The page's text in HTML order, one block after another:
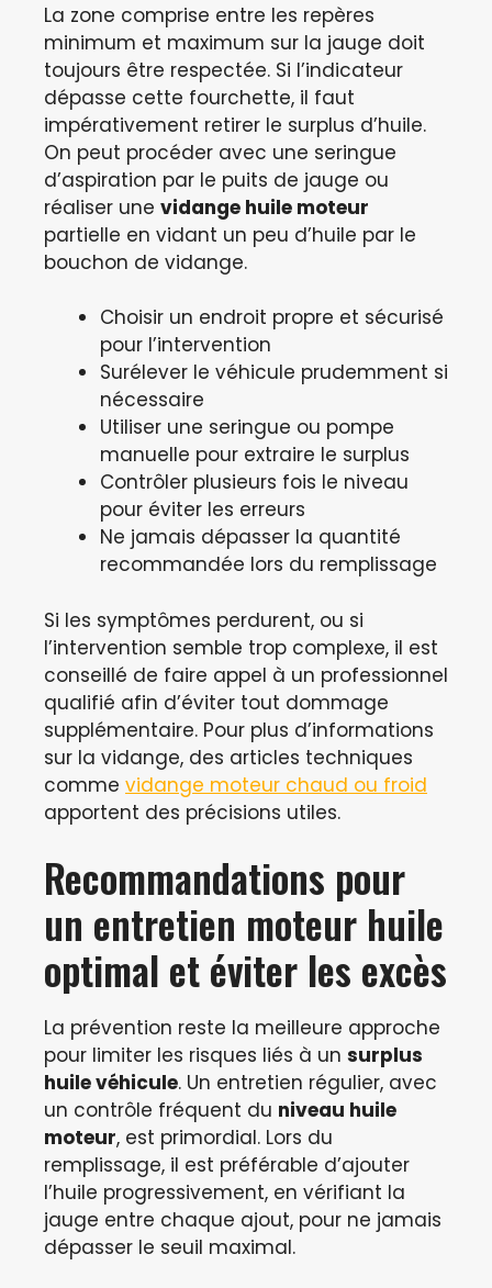
La zone comprise entre les repères
minimum et maximum sur la jauge doit
toujours être respectée. Si l’indicateur
dépasse cette fourchette, il faut
impérativement retirer le surplus d’huile.
On peut procéder avec une seringue
d’aspiration par le puits de jauge ou
réaliser une vidange huile moteur
partielle en vidant un peu d’huile par le
bouchon de vidange.
Choisir un endroit propre et sécurisé
pour l’intervention
Surélever le véhicule prudemment si
nécessaire
Utiliser une seringue ou pompe
manuelle pour extraire le surplus
Contrôler plusieurs fois le niveau
pour éviter les erreurs
Ne jamais dépasser la quantité
recommandée lors du remplissage
Si les symptômes perdurent, ou si
l’intervention semble trop complexe, il est
conseillé de faire appel à un professionnel
qualifié afin d’éviter tout dommage
supplémentaire. Pour plus d’informations
sur la vidange, des articles techniques
comme vidange moteur chaud ou froid
apportent des précisions utiles.
Recommandations pour
un entretien moteur huile
optimal et éviter les excès
La prévention reste la meilleure approche
pour limiter les risques liés à un surplus
huile véhicule. Un entretien régulier, avec
un contrôle fréquent du niveau huile
moteur, est primordial. Lors du
remplissage, il est préférable d’ajouter
l’huile progressivement, en vérifiant la
jauge entre chaque ajout, pour ne jamais
dépasser le seuil maximal.